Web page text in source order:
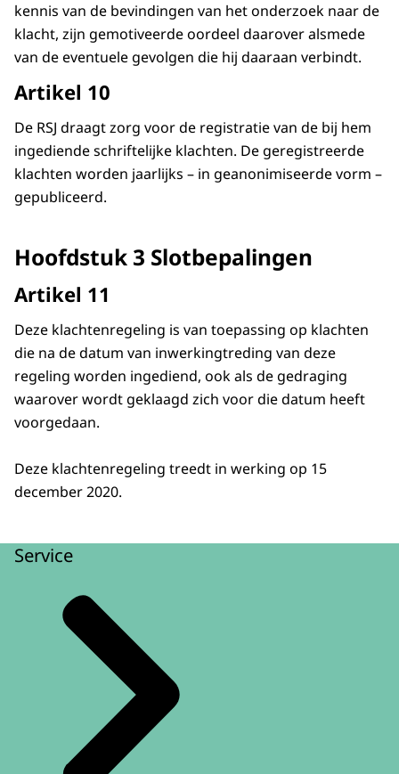
kennis van de bevindingen van het onderzoek naar de
klacht, zijn gemotiveerde oordeel daarover alsmede
van de eventuele gevolgen die hij daaraan verbindt.
Artikel 10
De RSJ draagt zorg voor de registratie van de bij hem
ingediende schriftelijke klachten. De geregistreerde
klachten worden jaarlijks – in geanonimiseerde vorm –
gepubliceerd.
Hoofdstuk 3 Slotbepalingen
Artikel 11
Deze klachtenregeling is van toepassing op klachten
die na de datum van inwerkingtreding van deze
regeling worden ingediend, ook als de gedraging
waarover wordt geklaagd zich voor die datum heeft
voorgedaan.
Deze klachtenregeling treedt in werking op 15
december 2020.
Service